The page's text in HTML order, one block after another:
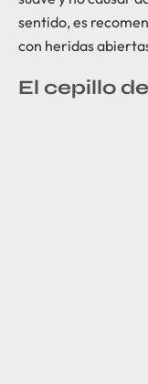
sentido, es
con heridas
El cepillo